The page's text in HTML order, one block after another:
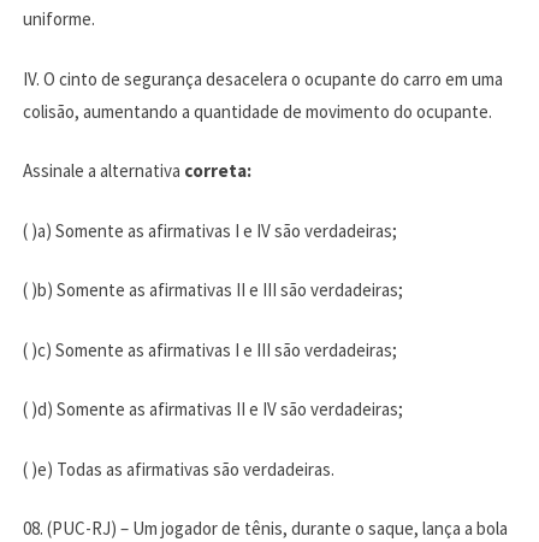
uniforme.
IV. O cinto de segurança desacelera o ocupante do carro em uma
colisão, aumentando a quantidade de movimento do ocupante.
Assinale a alternativa correta:
( )a) Somente as afirmativas I e IV são verdadeiras;
( )b) Somente as afirmativas II e III são verdadeiras;
( )c) Somente as afirmativas I e III são verdadeiras;
( )d) Somente as afirmativas II e IV são verdadeiras;
( )e) Todas as afirmativas são verdadeiras.
08. (PUC-RJ) – Um jogador de tênis, durante o saque, lança a bola